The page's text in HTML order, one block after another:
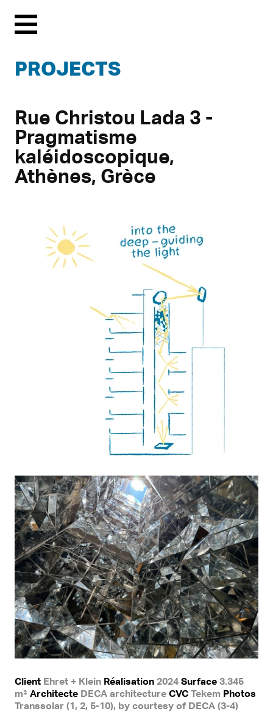
Menu
PROJECTS
Rue Christou Lada 3 -
Pragmatisme
kaléidoscopique,
Athènes, Grèce
Client Ehret + Klein Réalisation 2024 Surface 3.345
m² Architecte DECA architecture CVC Tekem Photos
Transsolar (1, 2, 5-10), by courtesy of DECA (3-4)